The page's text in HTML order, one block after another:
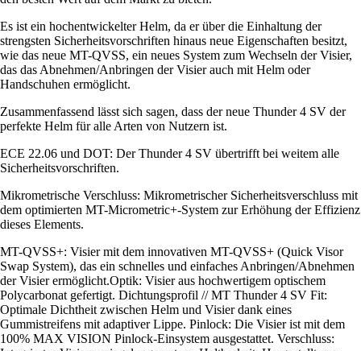
Es ist ein hochentwickelter Helm, da er über die Einhaltung der
strengsten Sicherheitsvorschriften hinaus neue Eigenschaften besitzt,
wie das neue MT-QVSS, ein neues System zum Wechseln der Visier,
das das Abnehmen/Anbringen der Visier auch mit Helm oder
Handschuhen ermöglicht.
Zusammenfassend lässt sich sagen, dass der neue Thunder 4 SV der
perfekte Helm für alle Arten von Nutzern ist.
ECE 22.06 und DOT: Der Thunder 4 SV übertrifft bei weitem alle
Sicherheitsvorschriften.
Mikrometrische Verschluss: Mikrometrischer Sicherheitsverschluss mit
dem optimierten MT-Micrometric+-System zur Erhöhung der Effizienz
dieses Elements.
MT-QVSS+: Visier mit dem innovativen MT-QVSS+ (Quick Visor
Swap System), das ein schnelles und einfaches Anbringen/Abnehmen
der Visier ermöglicht.Optik: Visier aus hochwertigem optischem
Polycarbonat gefertigt. Dichtungsprofil // MT Thunder 4 SV Fit:
Optimale Dichtheit zwischen Helm und Visier dank eines
Gummistreifens mit adaptiver Lippe. Pinlock: Die Visier ist mit dem
100% MAX VISION Pinlock-Einsystem ausgestattet. Verschluss: